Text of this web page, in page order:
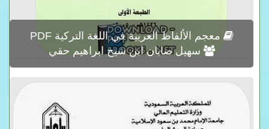
معجم الألفاظ العربية في اللغة التركية PDF
سهيل صابان ابن شيخ ابراهيم حقي